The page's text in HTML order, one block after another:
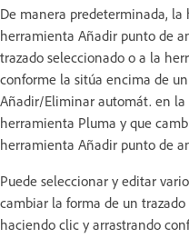
De manera predeterminada,
herramienta Añadir punto de
trazado seleccionado o a la
conforme la sitúa encima de
Añadir/Eliminar automát. en
herramienta Pluma y que
herramienta Añadir punto de
Puede seleccionar y editar
cambiar la forma de un
haciendo clic y arrastrando